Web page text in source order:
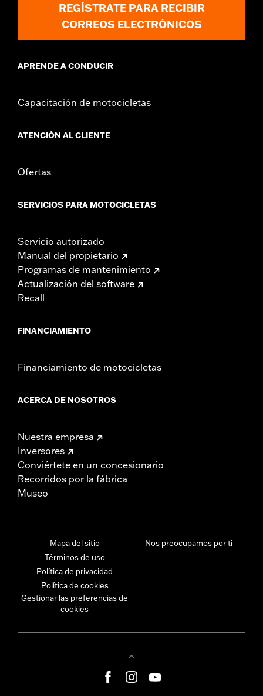
REGÍSTRATE PARA RECIBIR
CORREOS ELECTRÓNICOS
APRENDE A CONDUCIR
Capacitación de motocicletas
ATENCIÓN AL CLIENTE
Ofertas
SERVICIOS PARA MOTOCICLETAS
Servicio autorizado
Manual del propietario
Programas de mantenimiento
Actualización del software
Recall
FINANCIAMIENTO
Financiamiento de motocicletas
ACERCA DE NOSOTROS
Nuestra empresa
Inversores
Conviértete en un concesionario
Recorridos por la fábrica
Museo
Mapa del sitio
Términos de uso
Política de privacidad
Política de cookies
Gestionar las preferencias de
cookies
Nos preocupamos por ti